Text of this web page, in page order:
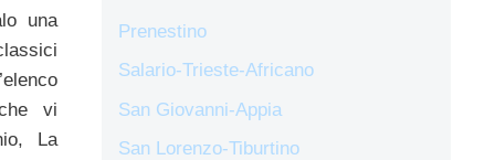
una
vi
La
Prenestino
Salario-Trieste-Africano
San Giovanni-Appia
San Lorenzo-Tiburtino